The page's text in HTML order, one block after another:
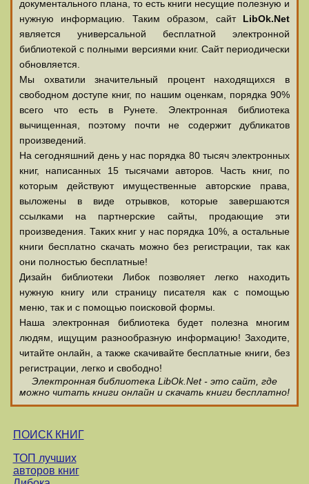
документального плана, то есть книги несущие полезную и
нужную информацию. Таким образом, сайт LibOk.Net
является универсальной бесплатной электронной
библиотекой с полными версиями книг. Сайт периодически
обновляется.
Мы охватили значительный процент находящихся в
свободном доступе книг, по нашим оценкам, порядка 90%
всего что есть в Рунете. Электронная библиотека
вычищенная, поэтому почти не содержит дубликатов
произведений.
На сегодняшний день у нас порядка 80 тысяч электронных
книг, написанных 15 тысячами авторов. Часть книг, по
которым действуют имущественные авторские права,
выложены в виде отрывков, которые завершаются
ссылками на партнерские сайты, продающие эти
произведения. Таких книг у нас порядка 10%, а остальные
книги бесплатно скачать можно без регистрации, так как
они полностью бесплатные!
Дизайн библиотеки Либок позволяет легко находить
нужную книгу или страницу писателя как с помощью
меню, так и с помощью поисковой формы.
Наша электронная библиотека будет полезна многим
людям, ищущим разнообразную информацию! Заходите,
читайте онлайн, а также скачивайте бесплатные книги, без
регистрации, легко и свободно!
Электронная библиотека LibOk.Net - это сайт, где
можно читать книги онлайн и скачать книги бесплатно!
ПОИСК КНИГ
ТОП лучших
авторов книг